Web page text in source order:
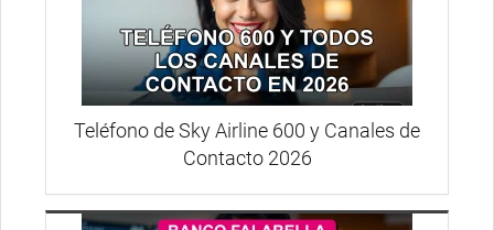
Teléfono de Sky Airline 600 y Canales de
Contacto 2026